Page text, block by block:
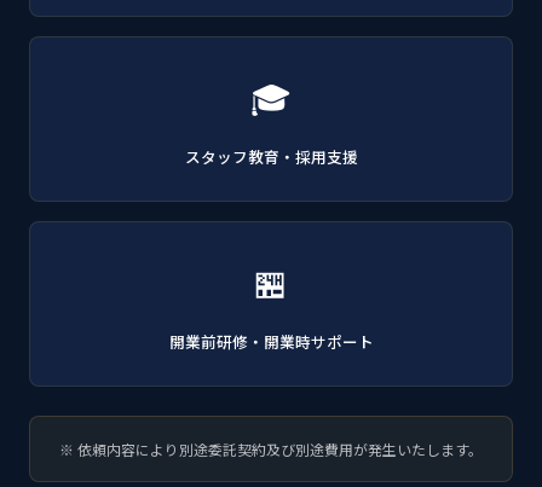
🎓
スタッフ教育・採用支援
🏪
開業前研修・開業時サポート
※ 依頼内容により別途委託契約及び別途費用が発生いたします。